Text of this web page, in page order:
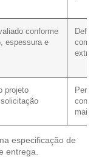
conforme
espessura e
com
projeto
mais
especificação de
entrega.